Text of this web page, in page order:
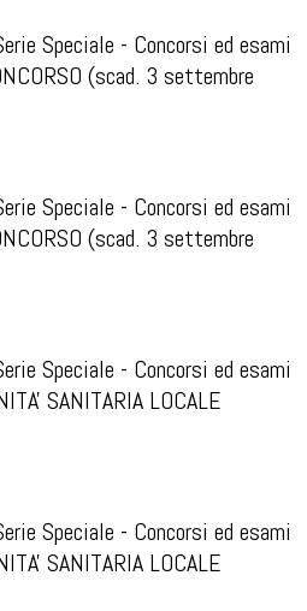
Speciale - Concorsi ed esami
(scad. 3 settembre
Speciale - Concorsi ed esami
(scad. 3 settembre
Speciale - Concorsi ed esami
SANITARIA LOCALE
Speciale - Concorsi ed esami
SANITARIA LOCALE